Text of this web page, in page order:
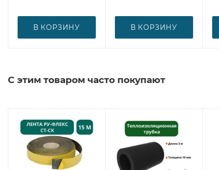
В КОРЗИНУ В КОРЗИНУ
С этим товаром часто покупают